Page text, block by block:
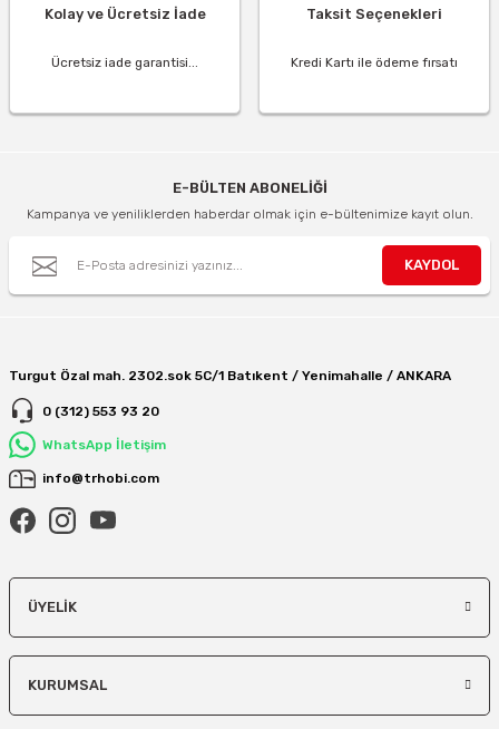
Kolay ve Ücretsiz İade
Ücretsiz iade garantisi...
Taksit Seçenekleri
Kredi Kartı ile ödeme fırsatı
E-BÜLTEN ABONELİĞİ
Kampanya ve yeniliklerden haberdar olmak için e-bültenimize kayıt olun.
KAYDOL
Turgut Özal mah. 2302.sok 5C/1 Batıkent / Yenimahalle / ANKARA
0 (312) 553 93 20
WhatsApp İletişim
info@trhobi.com
ÜYELIK
KURUMSAL